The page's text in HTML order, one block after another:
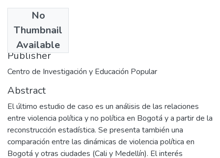
No
Thumbnail
Available
2001-03-05
Publisher
Centro de Investigación y Educación Popular
Abstract
El último estudio de caso es un análisis de las relaciones
entre violencia política y no política en Bogotá y a partir de la
reconstrucción estadística. Se presenta también una
comparación entre las dinámicas de violencia política en
Bogotá y otras ciudades (Cali y Medellín). El interés